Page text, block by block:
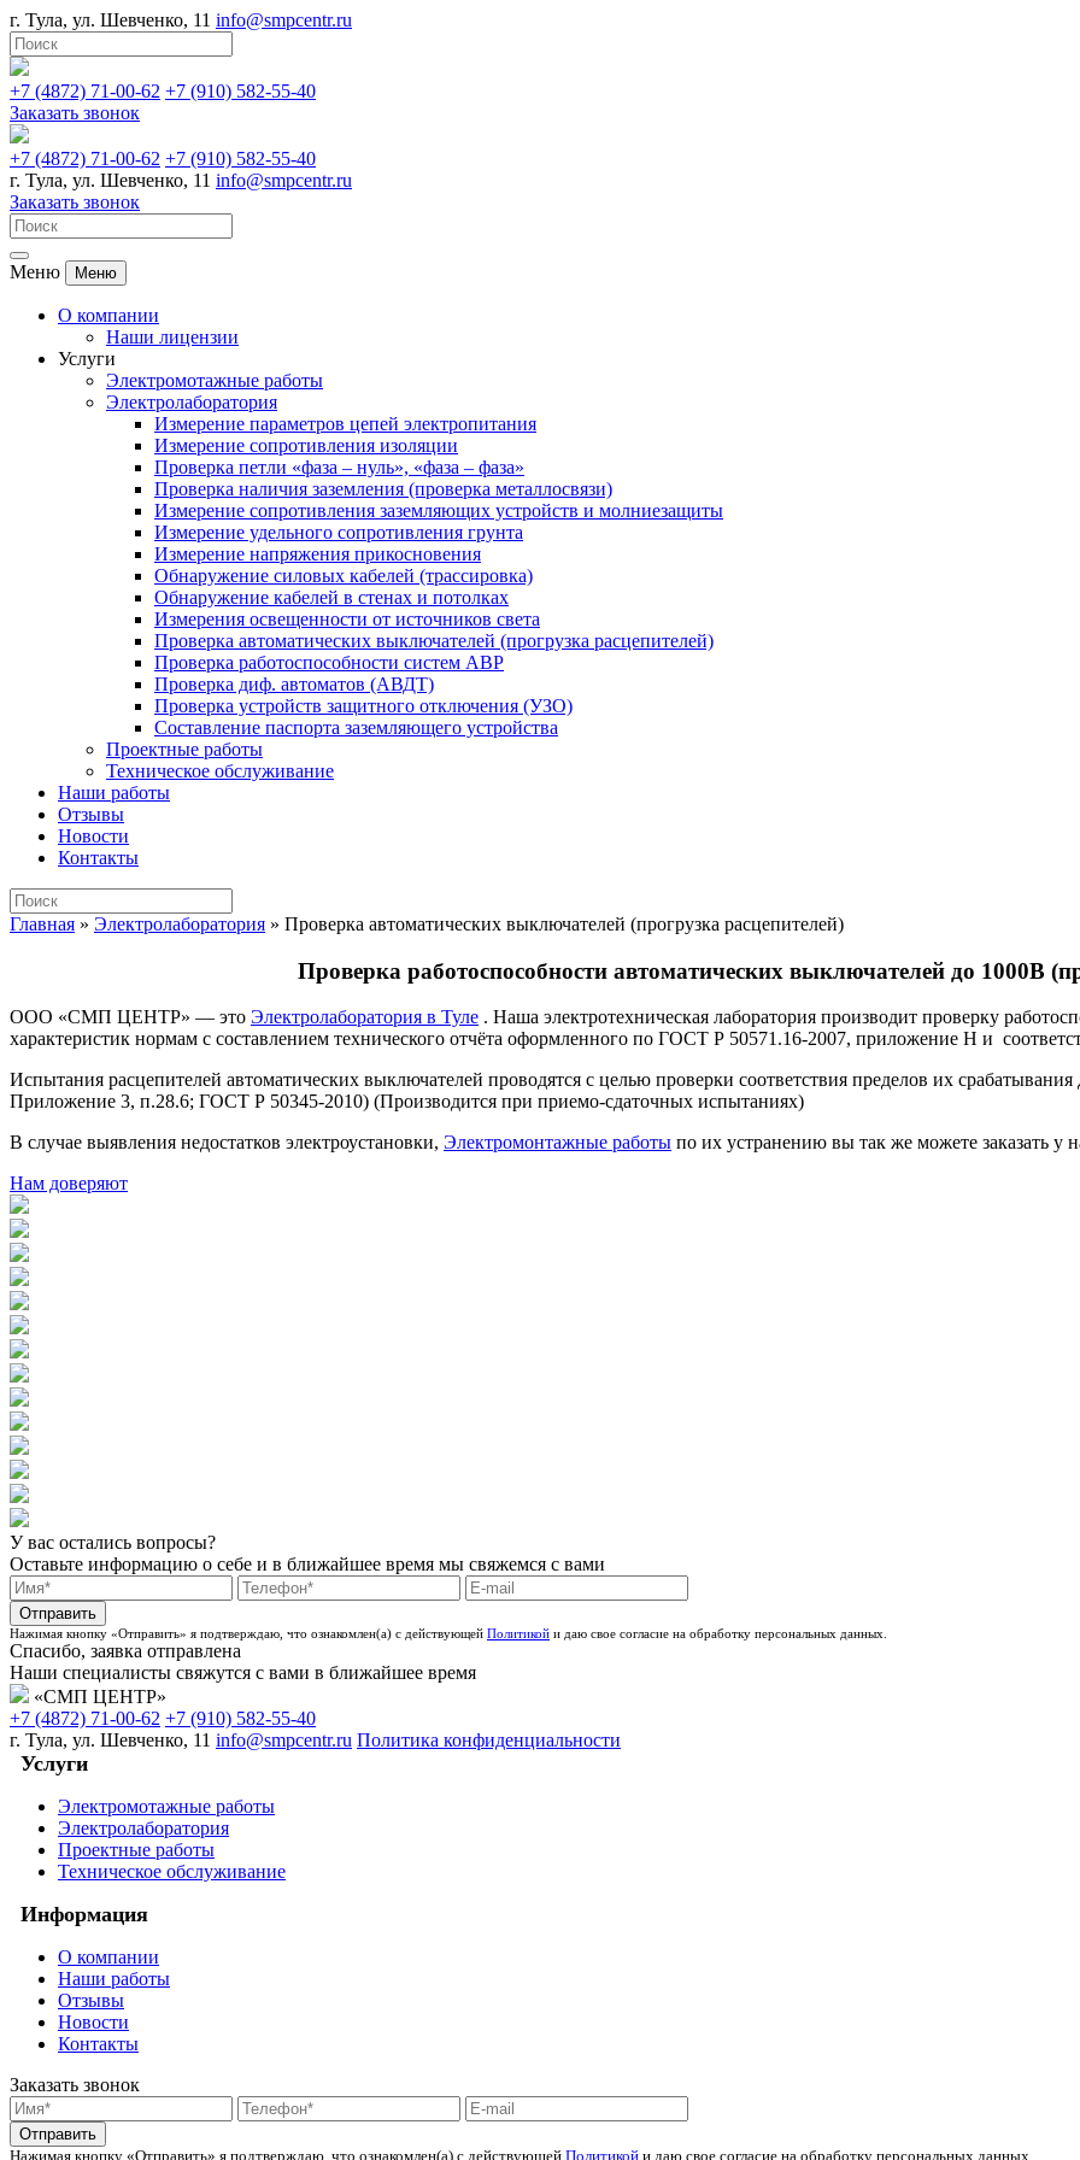
г. Тула, ул. Шевченко, 11 info@smpcentr.ru
+7 (4872) 71-00-62 +7​ (910)​ 582-55-40
Заказать звонок
+7 (4872) 71-00-62 +7​ (910)​ 582-55-40
г. Тула, ул. Шевченко, 11 info@smpcentr.ru
Заказать звонок
Меню Меню
О компании
Наши лицензии
Услуги
Электромотажные работы
Электролаборатория
Измерение параметров цепей электропитания
Измерение сопротивления изоляции
Проверка петли «фаза – нуль», «фаза – фаза»
Проверка наличия заземления (проверка металлосвязи)
Измерение сопротивления заземляющих устройств и молниезащиты
Измерение удельного сопротивления грунта
Измерение напряжения прикосновения
Обнаружение силовых кабелей (трассировка)
Обнаружение кабелей в стенах и потолках
Измерения освещенности от источников света
Проверка автоматических выключателей (прогрузка расцепителей)
Проверка работоспособности систем АВР
Проверка диф. автоматов (АВДТ)
Проверка устройств защитного отключения (УЗО)
Составление паспорта заземляющего устройства
Проектные работы
Техническое обслуживание
Наши работы
Отзывы
Новости
Контакты
Главная » Электролаборатория » Проверка автоматических выключателей (прогрузка расцепителей)
Проверка работоспособности автоматических выключателей до 1000В
ООО «СМП ЦЕНТР» — это Электролаборатория в Туле . Наша электротехническая лаборатория производит проверку
характеристик нормам с составлением технического отчёта оформленного по ГОСТ Р 50571.16-2007, приложение H и
Испытания расцепителей автоматических выключателей проводятся с целью проверки соответствия пределов их
Приложение 3, п.28.6; ГОСТ Р 50345-2010) (Производится при приемо-сдаточных испытаниях)
В случае выявления недостатков электроустановки, Электромонтажные работы по их устранению вы так же можете заказать у
Нам доверяют
У вас остались вопросы?
Оставьте информацию о себе и в ближайшее время мы свяжемся с вами
Нажимая кнопку «Отправить» я подтверждаю, что ознакомлен(а) с действующей Политикой и даю свое согласие на обработку персональных данных.
Спасибо, заявка отправлена
Наши специалисты свяжутся с вами в ближайшее время
«СМП ЦЕНТР»
+7 (4872) 71-00-62 +7​ (910)​ 582-55-40
г. Тула, ул. Шевченко, 11 info@smpcentr.ru Политика конфиденциальности
Услуги
Электромотажные работы
Электролаборатория
Проектные работы
Техническое обслуживание
Информация
О компании
Наши работы
Отзывы
Новости
Контакты
Заказать звонок
Нажимая кнопку «Отправить» я подтверждаю, что ознакомлен(а) с действующей Политикой и даю свое согласие на обработку персональных данных.